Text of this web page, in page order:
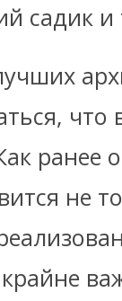
садик и
что
ранее
не